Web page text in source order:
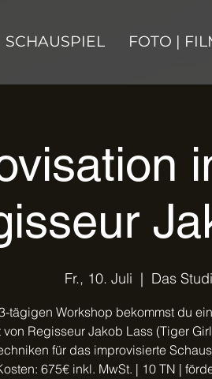
SCHAUSPIEL FOTO |
Fr., 10. Juli
  |
Das
tägigen Workshop bekommst du
von Regisseur Jakob Lass (Tiger
für das improvisierte
675€ inkl. MwSt. | 10 TN |